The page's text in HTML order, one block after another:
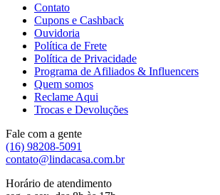
Contato
Cupons e Cashback
Ouvidoria
Política de Frete
Política de Privacidade
Programa de Afiliados & Influencers
Quem somos
Reclame Aqui
Trocas e Devoluções
Fale com a gente
(16) 98208-5091
contato@lindacasa.com.br
Horário de atendimento